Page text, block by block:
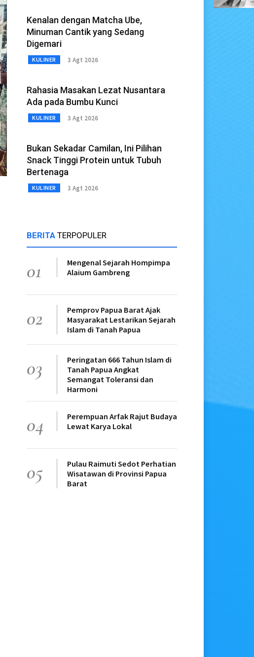
Kenalan dengan Matcha Ube,
Minuman Cantik yang Sedang
Digemari
KULINER 3 Agt 2026
Rahasia Masakan Lezat Nusantara
Ada pada Bumbu Kunci
KULINER 3 Agt 2026
Bukan Sekadar Camilan, Ini Pilihan
Snack Tinggi Protein untuk Tubuh
Bertenaga
KULINER 3 Agt 2026
BERITA TERPOPULER
01
Mengenal Sejarah Hompimpa
Alaium Gambreng
02
Pemprov Papua Barat Ajak
Masyarakat Lestarikan Sejarah
Islam di Tanah Papua
03
Peringatan 666 Tahun Islam di
Tanah Papua Angkat
Semangat Toleransi dan
Harmoni
04
Perempuan Arfak Rajut Budaya
Lewat Karya Lokal
05
Pulau Raimuti Sedot Perhatian
Wisatawan di Provinsi Papua
Barat